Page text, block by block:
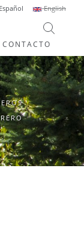
Español English
CONTACTO